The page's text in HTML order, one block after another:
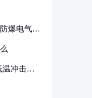
爆电气设
温冲击要